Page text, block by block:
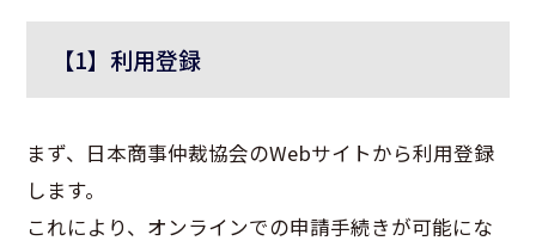
【1】利用登録
まず、日本商事仲裁協会のWebサイトから利用登録
します。
これにより、オンラインでの申請手続きが可能にな